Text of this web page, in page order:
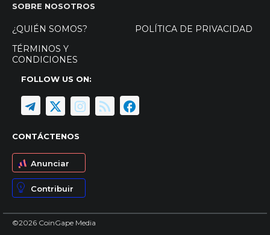
SOBRE NOSOTROS
¿QUIÉN SOMOS?
POLÍTICA DE PRIVACIDAD
TÉRMINOS Y
CONDICIONES
FOLLOW US ON:
CONTÁCTENOS
Anunciar
Contribuir
©2026 CoinGape Media